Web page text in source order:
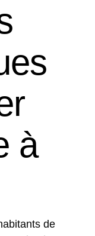
à
de